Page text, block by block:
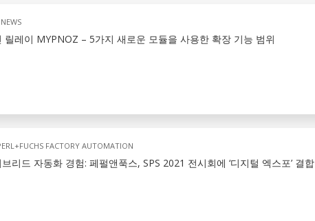
릴레이 MYPNOZ – 5가지 새로운 모듈을 사용한 확장 기능 범위
FACTORY AUTOMATION
리드 자동화 경험: 페펄앤푹스, SPS 2021 전시회에 ‘디지털 엑스포’ 결합